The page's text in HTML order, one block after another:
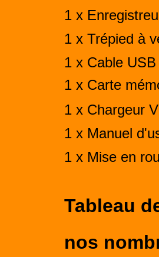
1 x
1 x Trépied à
1 x Cable USB
1 x Carte
1 x Chargeur
1 x Manuel
1 x Mise en
Tableau
nos